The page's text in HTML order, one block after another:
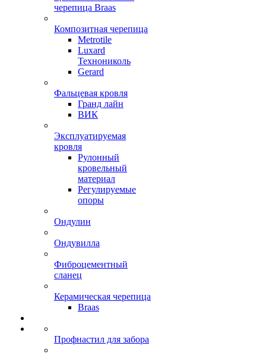
черепица Braas
Композитная черепица
Metrotile
Luxard
Технониколь
Gerard
Фальцевая кровля
Гранд лайн
ВИК
Эксплуатируемая
кровля
Рулонный
кровельный
материал
Регулируемые
опоры
Ондулин
Ондувилла
Фиброцементный
сланец
Керамическая черепица
Braas
Профнастил для забора